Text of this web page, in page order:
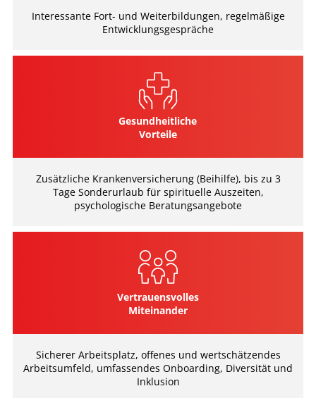
Interessante Fort- und Weiterbildungen, regelmäßige
Entwicklungsgespräche
Gesundheitliche
Vorteile
Zusätzliche Krankenversicherung (Beihilfe), bis zu 3
Tage Sonderurlaub für spirituelle Auszeiten,
psychologische Beratungsangebote
Vertrauensvolles
Miteinander
Sicherer Arbeitsplatz, offenes und wertschätzendes
Arbeitsumfeld, umfassendes Onboarding, Diversität und
Inklusion